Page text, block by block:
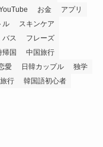
お金
アプリ
ル
スキンケア
バス
フレーズ
帰国
中国旅行
愛 日韓カップル
独学
行
韓国語初心者